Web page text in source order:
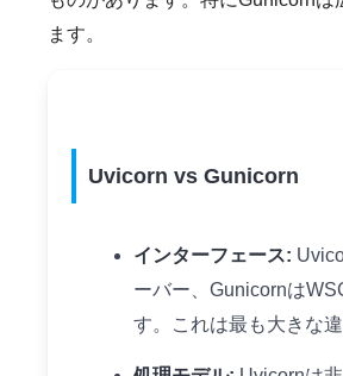
ます。
Uvicorn vs Gunicorn
インターフェース:
ーバー、Gunicornは
す。これは最も大きな違